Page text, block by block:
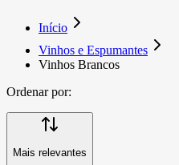
Início
Vinhos e Espumantes
Vinhos Brancos
Ordenar por:
Mais relevantes